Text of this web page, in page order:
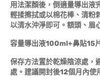
用法潔顏後，倒適量導出液
輕揉擦拭或以棉花棒、清粉
以清水沖淨即可。額頭、眉
容量導出液100ml+鼻貼15
保存方法置於乾燥陰涼處，
處。建議開封後12個月內使